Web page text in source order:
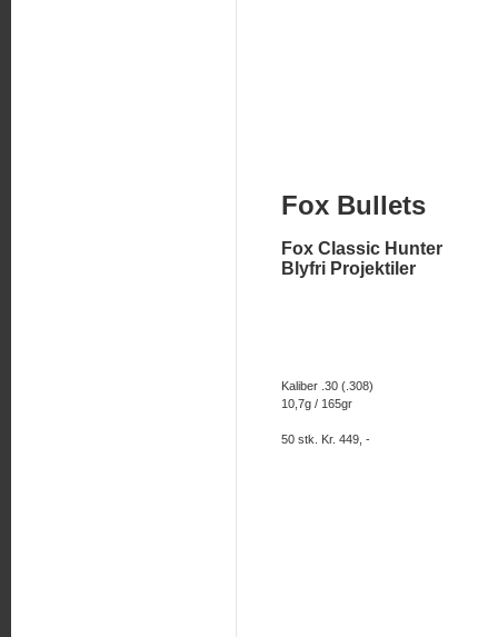
Fox Bullets
Fox Classic Hunter
Blyfri Projektiler
Kaliber .30 (.308)
10,7g / 165gr
50 stk. Kr. 449, -